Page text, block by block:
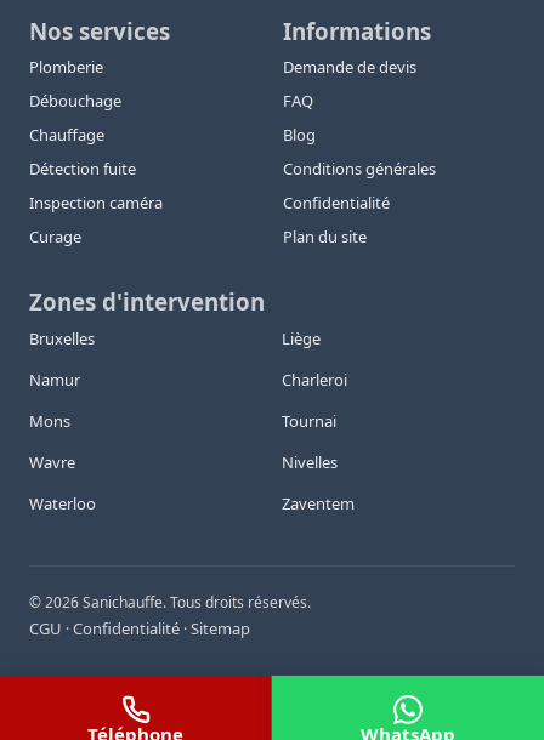
Nos services
Plomberie
Débouchage
Chauffage
Détection fuite
Inspection caméra
Curage
Informations
Demande de devis
FAQ
Blog
Conditions générales
Confidentialité
Plan du site
Zones d'intervention
Bruxelles
Liège
Namur
Charleroi
Mons
Tournai
Wavre
Nivelles
Waterloo
Zaventem
©2026Sanichauffe. Tous droits réservés.
CGU ·Confidentialité ·Sitemap